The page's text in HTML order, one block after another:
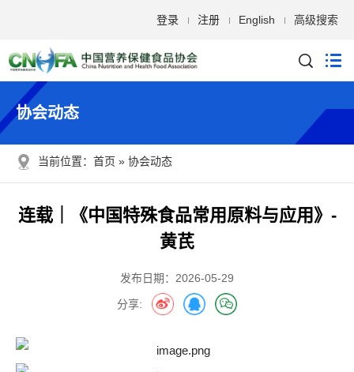
登录 注册 English 高级搜索
协会动态
当前位置： 首页 协会动态
连载｜《中国特殊食品常用原料与应用》-
黄芪
发布日期：2026-05-29
分享: